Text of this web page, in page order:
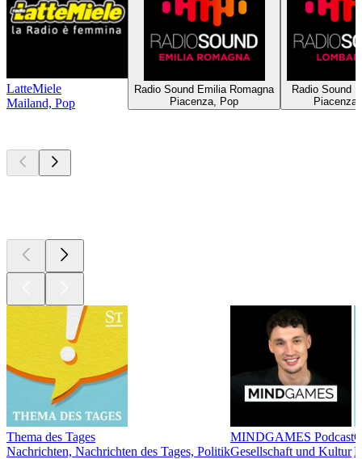
LatteMiele
Mailand, Pop
Radio Sound Emilia Romagna
Piacenza, Pop
Radio Sound
Thema des Tages
Nachrichten, Nachrichten des Tages, Politik
MINDGAMES Podcast
Gesellschaft und Kultur